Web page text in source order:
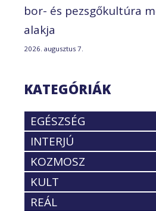
bor- és pezsgőkultúra
alakja
2026. augusztus 7.
KATEGÓRIÁK
EGÉSZSÉG
INTERJÚ
KOZMOSZ
KULT
REÁL